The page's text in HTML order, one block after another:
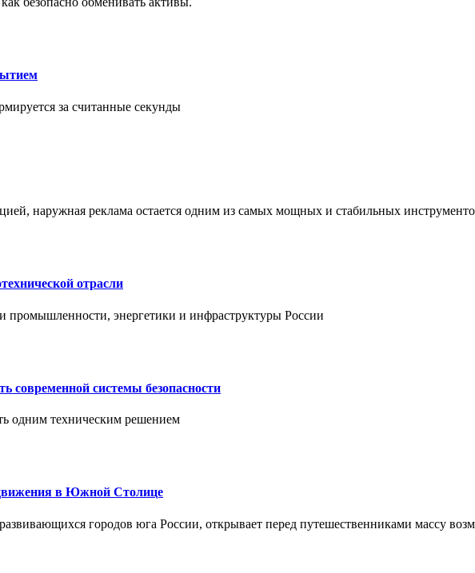
за считанные секунды
наружная реклама остается одним из самых мощных и стабильных
отрасли
промышленности, энергетики и инфраструктуры России
современной системы безопасности
одним техническим решением
в Южной Столице
городов юга России, открывает перед путешественниками массу